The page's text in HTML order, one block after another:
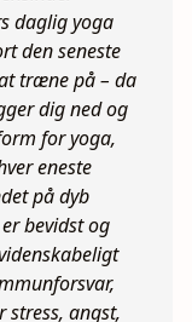
daglig yoga
den seneste
træne på – da
dig ned og
for yoga,
eneste
på dyb
bevidst og
angst,